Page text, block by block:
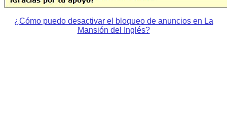
¿Cómo puedo desactivar el bloqueo de anuncios en La
Mansión del Inglés?